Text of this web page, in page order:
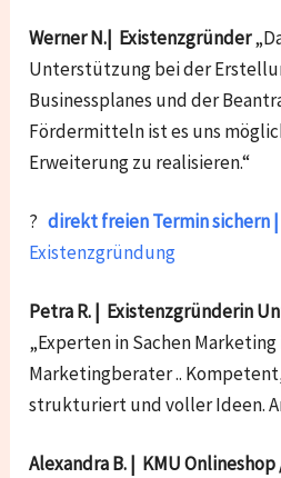
Werner N.| Existenzgründer
Unterstützung bei der
Businessplanes und der
Fördermitteln ist es uns
Erweiterung zu realisieren.“
?direkt freien Termin sichern |
Existenzgründung
Petra R. | Existenzgründerin
„Experten in Sachen
Marketingberater ..
strukturiert und voller Ideen.
Alexandra B. | KMU